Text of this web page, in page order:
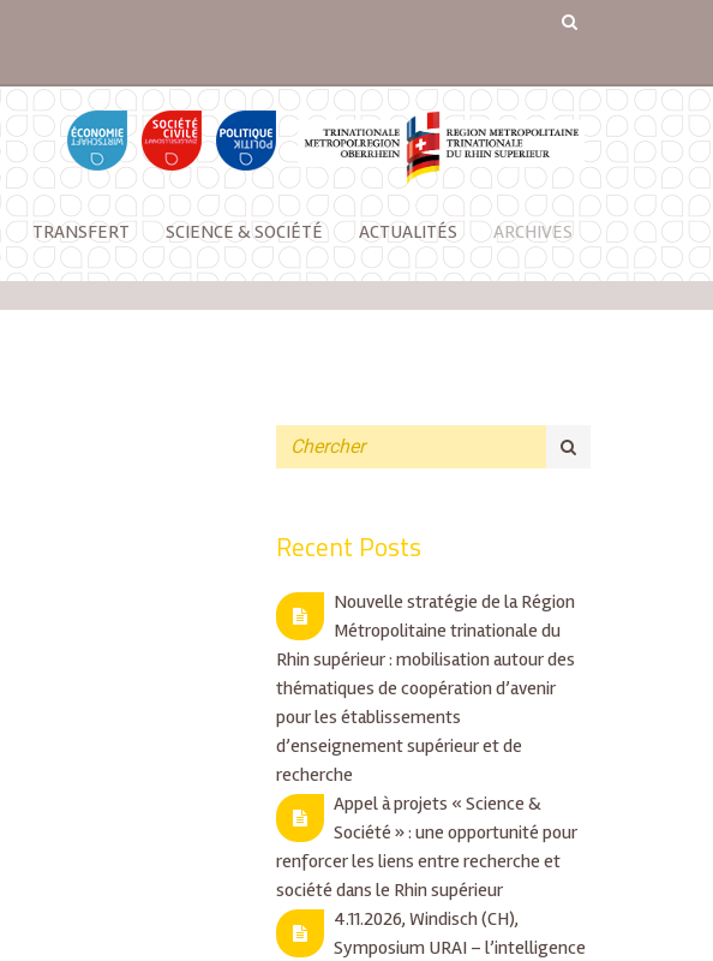
TRANSFERT SCIENCE & SOCIÉTÉ ACTUALITÉS ARCHIVES
Recent Posts
Nouvelle stratégie de la Région
Métropolitaine trinationale du
Rhin supérieur : mobilisation autour des
thématiques de coopération d’avenir
pour les établissements
d’enseignement supérieur et de
recherche
Appel à projets « Science &
Société » : une opportunité pour
renforcer les liens entre recherche et
société dans le Rhin supérieur
4.11.2026, Windisch (CH),
Symposium URAI – l’intelligence